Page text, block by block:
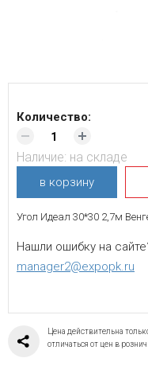
Количество:
Наличие: на складе
в корзину
Угол Идеал 30*30 2,7м
Нашли ошибку на
manager2@expopk.ru
Цена действительна
отличаться от цен в